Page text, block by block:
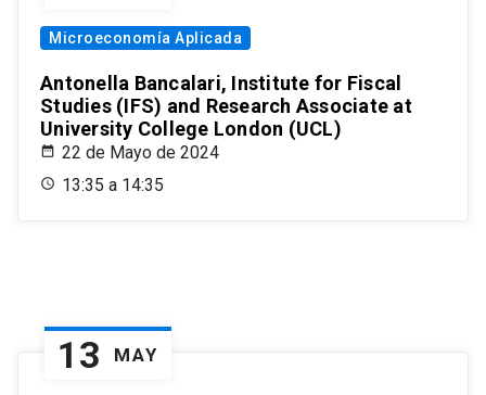
Microeconomía Aplicada
Antonella Bancalari, Institute for Fiscal
Studies (IFS) and Research Associate at
University College London (UCL)
22 de Mayo de 2024
13:35 a 14:35
13 MAY